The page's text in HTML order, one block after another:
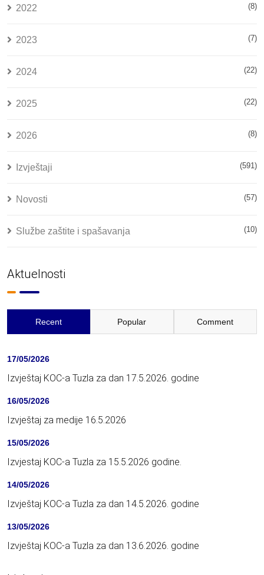
2022 (8)
2023 (7)
2024 (22)
2025 (22)
2026 (8)
Izvještaji (591)
Novosti (57)
Službe zaštite i spašavanja (10)
Aktuelnosti
Recent Popular Comment
17/05/2026
Izvještaj KOC-a Tuzla za dan 17.5.2026. godine
16/05/2026
Izvještaj za medije 16.5.2026
15/05/2026
Izvjestaj KOC-a Tuzla za 15.5.2026 godine.
14/05/2026
Izvještaj KOC-a Tuzla za dan 14.5.2026. godine
13/05/2026
Izvještaj KOC-a Tuzla za dan 13.6.2026. godine